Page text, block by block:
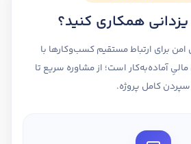
یزدانی همکاری کنید؟
برای ارتباط مستقیم کسب‌وکارها با
آماده‌به‌کار است؛ از مشاوره سریع تا
سپردن کامل پروژه.